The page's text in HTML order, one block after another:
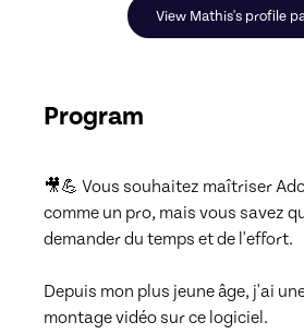
View Mathis's profile
Program
🎥💪 Vous souhaitez maîtriser
comme un pro, mais vous savez
demander du temps et de l'effort.
Depuis mon plus jeune âge, j'ai
montage vidéo sur ce logiciel.